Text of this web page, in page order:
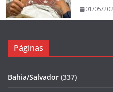
01/05/
Páginas
Bahia/Salvador (337)